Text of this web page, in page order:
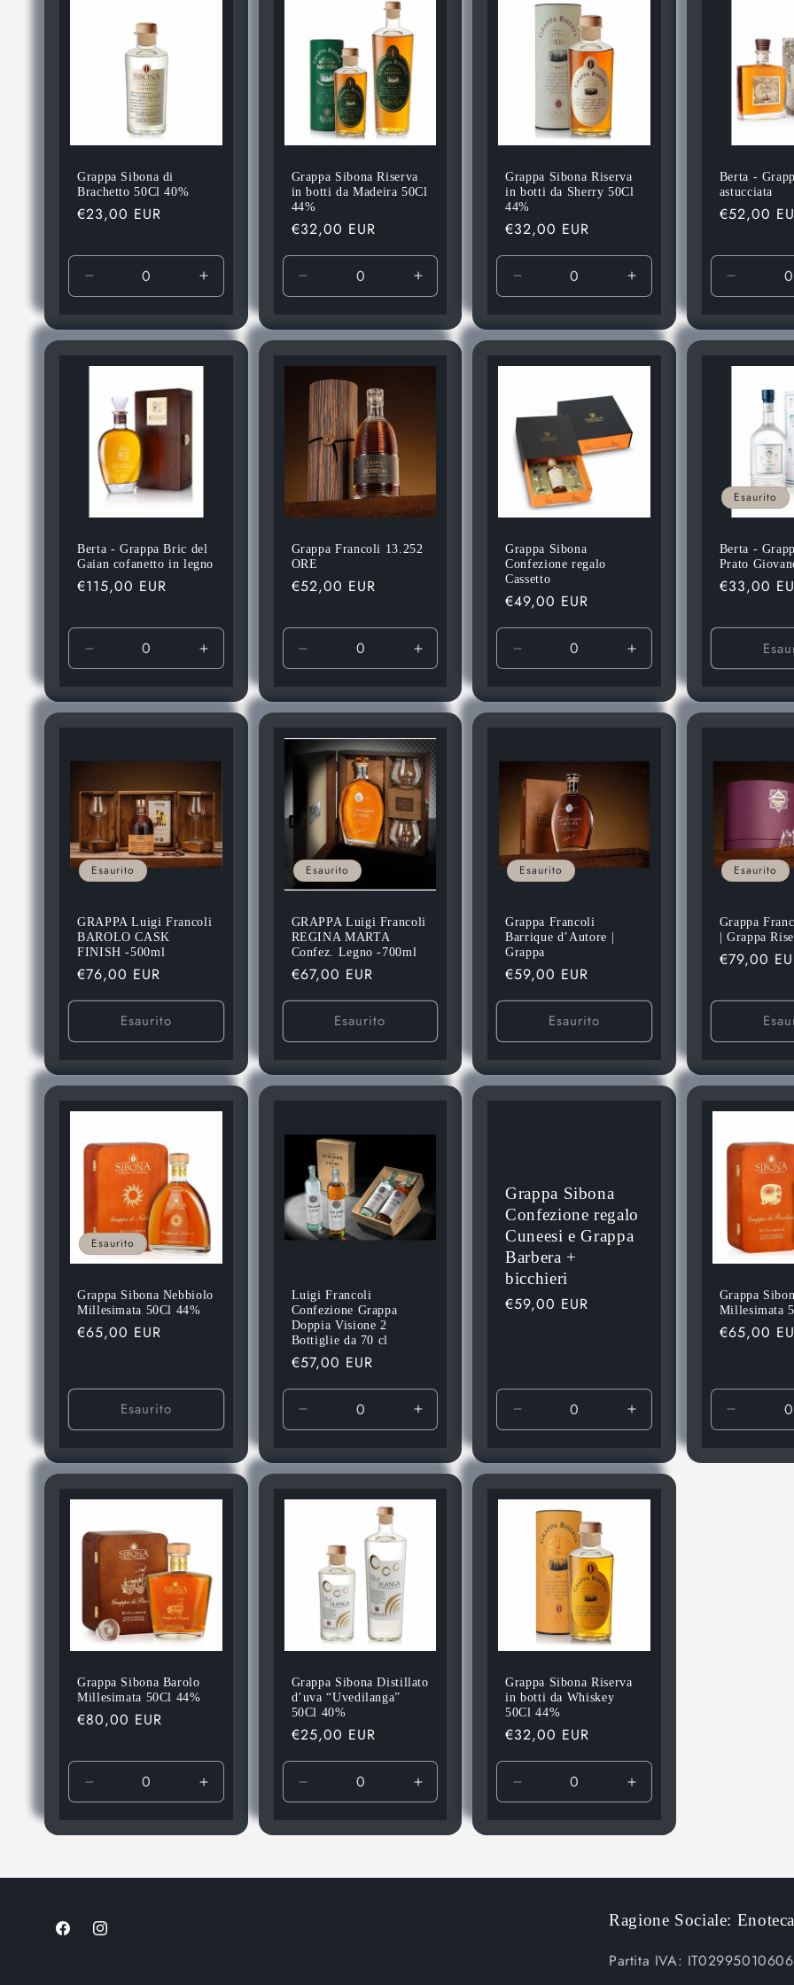
Grappa Sibona di
Brachetto 50Cl 40%
Prezzo
listino
€23,00 EUR
Diminuisci
quantità
Default
Aumenta
quantità
Default
Grappa Sibona Riserva
in botti da Madeira 50Cl
44%
Prezzo
di
listino
€32,00 EUR
Diminuisci
quantità
Default
Aumenta
quantità
Default
Grappa Sibona Riserva
in botti da Sherry 50Cl
44%
Prezzo
di
listino
€32,00 EUR
Diminuisci
quantità
Default
Aumenta
quantità
Default
Berta -
astucciata
Prezzo
listino
€52,00
Diminuisci
quantità
Default
Berta - Grappa Bric del
Gaian cofanetto in legno
Prezzo
listino
€115,00 EUR
Diminuisci
quantità
Default
Aumenta
quantità
Default
Grappa Francoli 13.252
ORE
Prezzo
listino
€52,00 EUR
Diminuisci
quantità
Default
Aumenta
quantità
Default
Grappa Sibona
Confezione regalo
Cassetto
Prezzo
di
listino
€49,00 EUR
Diminuisci
quantità
Default
Aumenta
quantità
Default
Esaurito
Berta -
Prato
Prezzo
listino
€33,00
Esaurito
GRAPPA Luigi Francoli
BAROLO CASK
FINISH -500ml
Prezzo
di
€76,00 EUR
Esaurito
Esaurito
GRAPPA Luigi Francoli
REGINA MARTA
Confez. Legno -700ml
Prezzo
di
€67,00 EUR
Esaurito
Esaurito
Grappa Francoli
Barrique d’Autore |
Grappa
Prezzo
di
€59,00 EUR
Esaurito
Esaurito
Grappa
| Grappa
Prezzo
listino
€79,00
Esaurito
Grappa Sibona Nebbiolo
Millesimata 50Cl 44%
Prezzo
€65,00 EUR
Esaurito
Luigi Francoli
Confezione Grappa
Doppia Visione 2
Bottiglie da 70 cl
Prezzo
listino
€57,00 EUR
Diminuisci
quantità
Default
Aumenta
quantità
Default
Grappa Sibona
Confezione regalo
Cuneesi e Grappa
Barbera +
bicchieri
Prezzo
€59,00 EUR
Diminuisci
quantità
Default
Aumenta
quantità
Default
Grappa
Millesimata
Prezzo
€65,00
Diminuisci
quantità
Grappa Sibona Barolo
Millesimata 50Cl 44%
Prezzo
listino
€80,00 EUR
Diminuisci
quantità
Aumenta
quantità
Grappa Sibona Distillato
d’uva “Uvedilanga”
50Cl 40%
Prezzo
di
listino
€25,00 EUR
Diminuisci
quantità
Aumenta
quantità
Grappa Sibona Riserva
in botti da Whiskey
50Cl 44%
Prezzo
di
listino
€32,00 EUR
Diminuisci
quantità
Aumenta
quantità
FacebookInstagram
Ragione Sociale:
Partita IVA: IT02995010606